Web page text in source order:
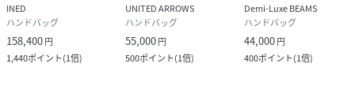
INED
ハンドバッグ
158,400円
1,440ポイント(1倍)
UNITED ARROWS
ハンドバッグ
55,000円
500ポイント(1倍)
Demi-Luxe BEAMS
ハンドバッグ
44,000円
400ポイント(1倍)